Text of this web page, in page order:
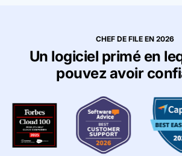
CHEF DE FILE EN 2026
Un logiciel primé en
pouvez avoir